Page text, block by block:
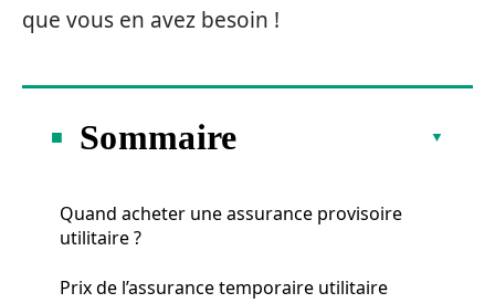
que vous en avez besoin !
Sommaire
Quand acheter une assurance provisoire
utilitaire ?
Prix de l’assurance temporaire utilitaire